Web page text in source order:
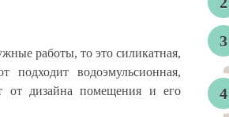
работы, то это силикатная,
водоэмульсионная,
от дизайна помещения и его